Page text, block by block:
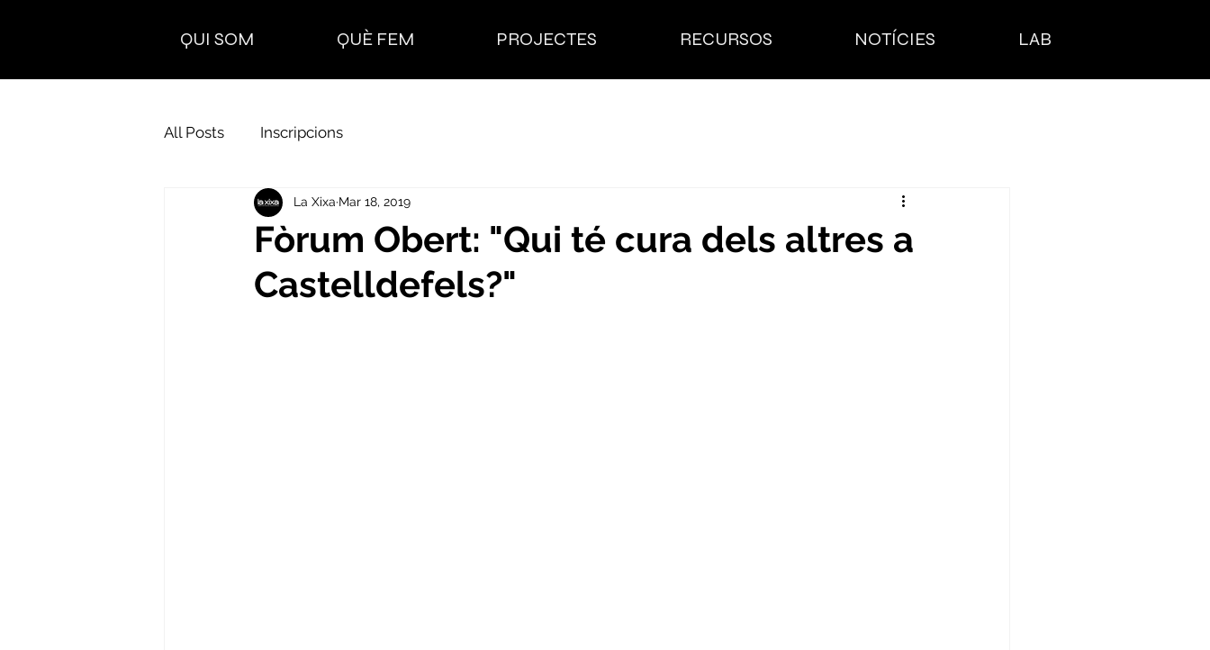
QUI SOM QUÈ FEM PROJECTES RECURSOS NOTÍCIES LAB
All Posts Inscripcions
Fòrum Obert: "Qui té cura dels altres a
Castelldefels?"
La Xixa Mar 18, 2019